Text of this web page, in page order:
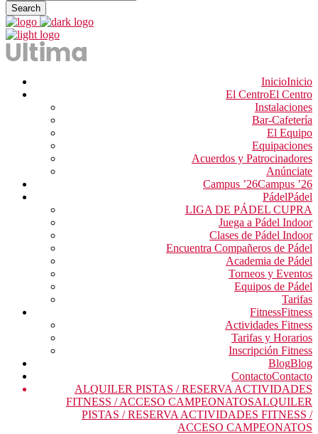
InicioInicio
El CentroEl Centro
Instalaciones
Bar-Cafetería
El Equipo
Equipaciones
Acuerdos y Patrocinadores
Anúnciate
Campus ’26Campus ’26
PádelPádel
LIGA DE PÁDEL CUPRA
Juega a Pádel Indoor
Clases de Pádel Indoor
Encuentra Compañeros de Pádel
Academia de Pádel
Torneos y Eventos
Equipos de Pádel
Tarifas
FitnessFitness
Actividades Fitness
Tarifas y Horarios
Inscripción Fitness
BlogBlog
ContactoContacto
ALQUILER PISTAS / RESERVA ACTIVIDADES
FITNESS / ACCESO CAMPEONATOSALQUILER
PISTAS / RESERVA ACTIVIDADES FITNESS /
ACCESO CAMPEONATOS